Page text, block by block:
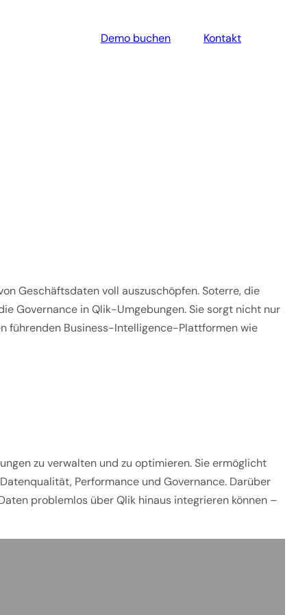
Demo buchen Kontakt
Geschäftsdaten voll auszuschöpfen. Soterre, die
Governance in Qlik-Umgebungen. Sie sorgt nicht nur
führenden Business-Intelligence-Plattformen wie
zu verwalten und zu optimieren. Sie ermöglicht
Performance und Governance. Darüber
problemlos über Qlik hinaus integrieren können –